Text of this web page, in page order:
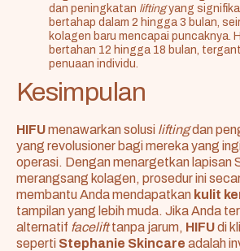
dan peningkatan liftingyang
bertahap dalam 2 hingga 3 bulan,
kolagen baru mencapai puncaknya.
bertahan 12 hingga 18 bulan,
penuaan individu.
Kesimpulan
HIFUmenawarkan solusi liftingdan
yang revolusioner bagi mereka yang
operasi. Dengan menargetkan lapisan
merangsang kolagen, prosedur ini
membantu Anda mendapatkan kulit
tampilan yang lebih muda. Jika Anda
alternatif facelifttanpa jarum, HIFUdi
seperti Stephanie Skincare adalah